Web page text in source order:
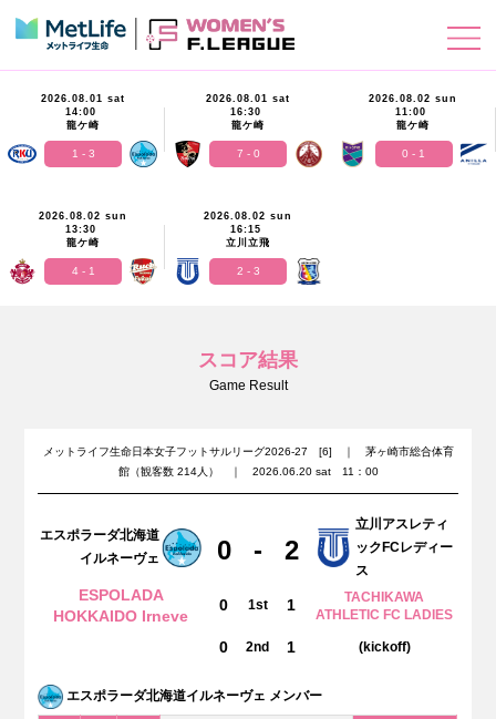
2026.08.01 sat
14:00
龍ケ崎
1 - 3
2026.08.01 sat
16:30
龍ケ崎
7 - 0
2026.08.02 sun
11:00
龍ケ崎
0 - 1
2026.08.02 sun
13:30
龍ケ崎
4 - 1
2026.08.02 sun
16:15
立川立飛
2 - 3
スコア結果
Game Result
メットライフ生命日本女子フットサルリーグ2026-27 [6] ｜ 茅ヶ崎市総合体育
館（観客数 214人） ｜ 2026.06.20 sat 11：00
エスポラーダ北海道
イルネーヴェ
0 - 2
立川アスレティ
ックFCレディー
ス
ESPOLADA
HOKKAIDO Irneve
0 1st 1
TACHIKAWA
ATHLETIC FC LADIES
0 2nd 1 (kickoff)
エスポラーダ北海道イルネーヴェ メンバー